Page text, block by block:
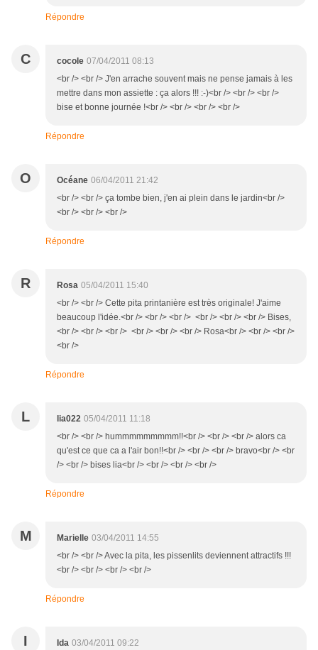
Répondre
C cocole 07/04/2011 08:13
<br /> <br /> J'en arrache souvent mais ne pense jamais à les
mettre dans mon assiette : ça alors !!! :-)<br /> <br /> <br />
bise et bonne journée !<br /> <br /> <br /> <br />
Répondre
O Océane 06/04/2011 21:42
<br /> <br /> ça tombe bien, j'en ai plein dans le jardin<br />
<br /> <br /> <br />
Répondre
R Rosa 05/04/2011 15:40
<br /> <br /> Cette pita printanière est très originale! J'aime
beaucoup l'idée.<br /> <br /> <br /> <br /> <br /> <br /> Bises,
<br /> <br /> <br /> <br /> <br /> <br /> Rosa<br /> <br /> <br />
<br />
Répondre
L lia022 05/04/2011 11:18
<br /> <br /> hummmmmmmmm!!<br /> <br /> <br /> alors ca
qu'est ce que ca a l'air bon!!<br /> <br /> <br /> bravo<br /> <br
/> <br /> bises lia<br /> <br /> <br /> <br />
Répondre
M Marielle 03/04/2011 14:55
<br /> <br /> Avec la pita, les pissenlits deviennent attractifs !!!
<br /> <br /> <br /> <br />
Répondre
I Ida 03/04/2011 09:22